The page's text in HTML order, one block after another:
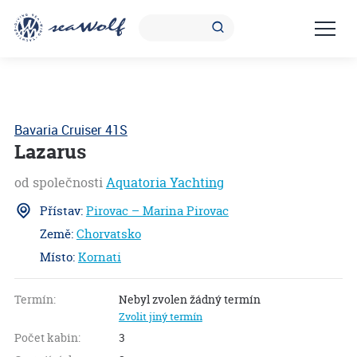
Bavaria Cruiser 41S
Lazarus
od společnostiAquatoria Yachting
Přístav:Pirovac – Marina Pirovac
Země:Chorvatsko
Místo:Kornati
Termín: Nebyl zvolen žádný termín
Zvolit jiný termín
Počet kabin:
3